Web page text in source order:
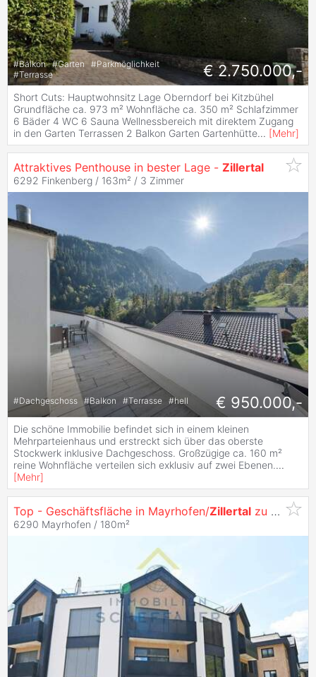
#Balkon #Garten #Parkmöglichkeit
#Terrasse € 2.750.000,-
Short Cuts: Hauptwohnsitz Lage Oberndorf bei Kitzbühel
Grundfläche ca. 973 m² Wohnfläche ca. 350 m² Schlafzimmer
6 Bäder 4 WC 6 Sauna Wellnessbereich mit direktem Zugang
in den Garten Terrassen 2 Balkon Garten Gartenhütte... [Mehr]
Attraktives Penthouse in bester Lage - Zillertal
6292 Finkenberg / 163m² / 3 Zimmer
#Dachgeschoss #Balkon #Terrasse #hell € 950.000,-
Die schöne Immobilie befindet sich in einem kleinen
Mehrparteienhaus und erstreckt sich über das oberste
Stockwerk inklusive Dachgeschoss. Großzügige ca. 160 m²
reine Wohnfläche verteilen sich exklusiv auf zwei Ebenen....
[Mehr]
Top - Geschäftsfläche in Mayrhofen/Zillertal zu vermieten
6290 Mayrhofen / 180m²